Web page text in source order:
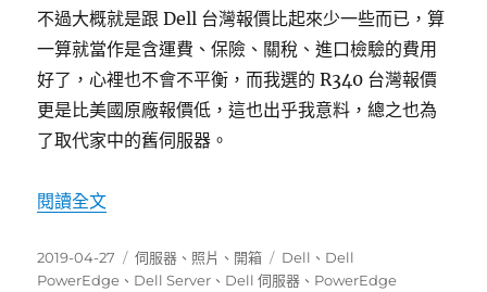
不過大概就是跟 Dell 台灣報價比起來少一些而已，算
一算就當作是含運費、保險、關稅、進口檢驗的費用
好了，心裡也不會不平衡，而我選的 R340 台灣報價
更是比美國原廠報價低，這也出乎我意料，總之也為
了取代家中的舊伺服器。
閱讀全文〈Dell PowerEdge R340 開箱〉
發
佈
2019-04-27
分
類
伺服器 、 照片 、 開箱
標
籤
Dell 、 Dell
PowerEdge 、 Dell Server 、 Dell 伺服器 、 PowerEdge